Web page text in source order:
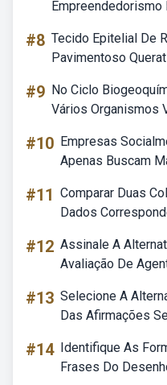
#8 Tecido Epitelial De
Pavimentoso
#9 No Ciclo
Vários Organismos
#10 Empresas
Apenas Buscam
#11 Comparar Duas
Dados
#12 Assinale A
Avaliação De
#13 Selecione A
Das Afirmações
#14 Identifique As
Frases Do